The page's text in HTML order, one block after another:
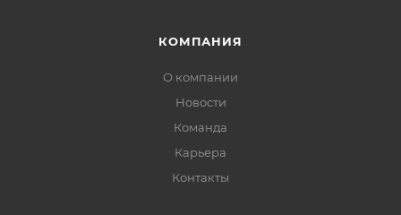
КОМПАНИЯ
О компании
Новости
Команда
Карьера
Контакты